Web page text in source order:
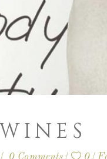
0 Comments 0